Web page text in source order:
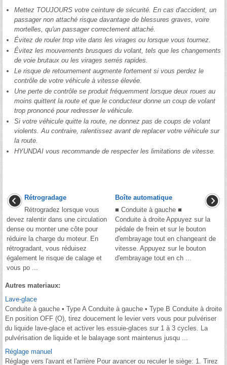
Mettez TOUJOURS votre ceinture de sécurité. En cas d'accident, un
passager non attaché risque davantage de blessures graves, voire
mortelles, qu'un passager correctement attaché.
Évitez de rouler trop vite dans les virages ou lorsque vous tournez.
Évitez les mouvements brusques du volant, tels que les changements
de voie brutaux ou les virages serrés rapides.
Le risque de retournement augmente fortement si vous perdez le
contrôle de votre véhicule à vitesse élevée.
Une perte de contrôle se produit fréquemment lorsque deux roues au
moins quittent la route et que le conducteur donne un coup de volant
trop prononcé pour redresser le véhicule.
Si votre véhicule quitte la route, ne donnez pas de coups de volant
violents. Au contraire, ralentissez avant de replacer votre véhicule sur
la route.
HYUNDAI vous recommande de respecter les limitations de vitesse.
Rétrogradage
Rétrogradez lorsque vous
devez ralentir dans une circulation
dense ou monter une côte pour
réduire la charge du moteur. En
rétrogradant, vous réduisez
également le risque de calage et
vous po ...
Boîte automatique
■ Conduite à gauche ■
Conduite à droite Appuyez sur la
pédale de frein et sur le bouton
d'embrayage tout en changeant de
vitesse. Appuyez sur le bouton
d'embrayage tout en ch ...
Autres materiaux:
Lave-glace
Conduite à gauche • Type A Conduite à gauche • Type B Conduite à droite
En position OFF (O), tirez doucement le levier vers vous pour pulvériser
du liquide lave-glace et activer les essuie-glaces sur 1 à 3 cycles. La
pulvérisation de liquide et le balayage sont maintenus jusqu ...
Réglage manuel
Réglage vers l'avant et l'arrière Pour avancer ou reculer le siège: 1. Tirez